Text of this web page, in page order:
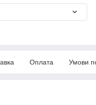
Оплата Умови